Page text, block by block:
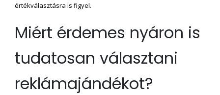
értékválasztásra is figyel.
Miért érdemes nyáron is
tudatosan választani
reklámajándékot?